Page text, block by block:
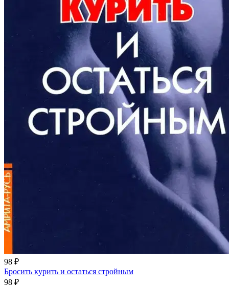
98 ₽
Бросить курить и остаться стройным
98 ₽